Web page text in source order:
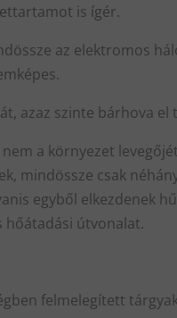
is ígér.
az elektromos
azaz szinte bárhova
a környezet
mindössze csak
egyből elkezdenek
hőátadási útvonalat.
felmelegített